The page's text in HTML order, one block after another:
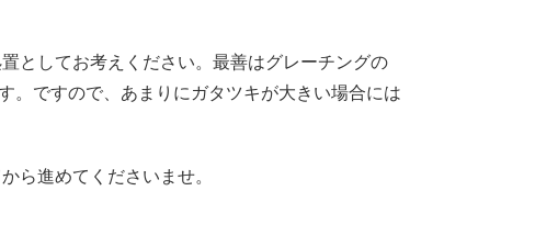
としてお考えください。最善はグレーチングの
。ですので、あまりにガタツキが大きい場合には
ら進めてくださいませ。